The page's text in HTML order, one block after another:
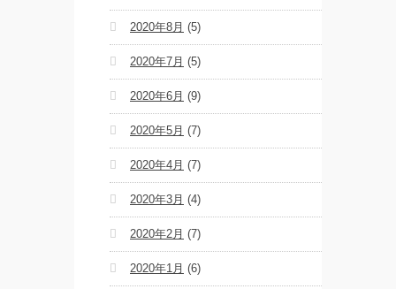
2020年8月 (5)
2020年7月 (5)
2020年6月 (9)
2020年5月 (7)
2020年4月 (7)
2020年3月 (4)
2020年2月 (7)
2020年1月 (6)